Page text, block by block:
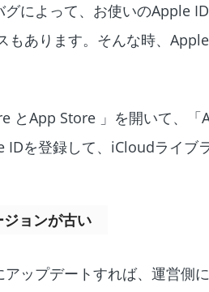
によって、お使いのApple
もあります。そんな時、
とApp Store 」を開いて、
を登録して、iCloudライブ
ョンが古い
ップデートすれば、運営側